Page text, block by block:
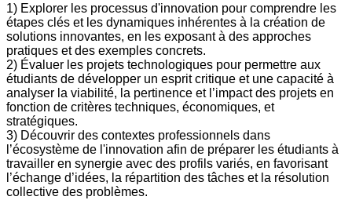
1) Explorer les processus d'innovation pour comprendre les
étapes clés et les dynamiques inhérentes à la création de
solutions innovantes, en les exposant à des approches
pratiques et des exemples concrets.
2) Évaluer les projets technologiques pour permettre aux
étudiants de développer un esprit critique et une capacité à
analyser la viabilité, la pertinence et l’impact des projets en
fonction de critères techniques, économiques, et
stratégiques.
3) Découvrir des contextes professionnels dans
l’écosystème de l'innovation afin de préparer les étudiants à
travailler en synergie avec des profils variés, en favorisant
l’échange d’idées, la répartition des tâches et la résolution
collective des problèmes.